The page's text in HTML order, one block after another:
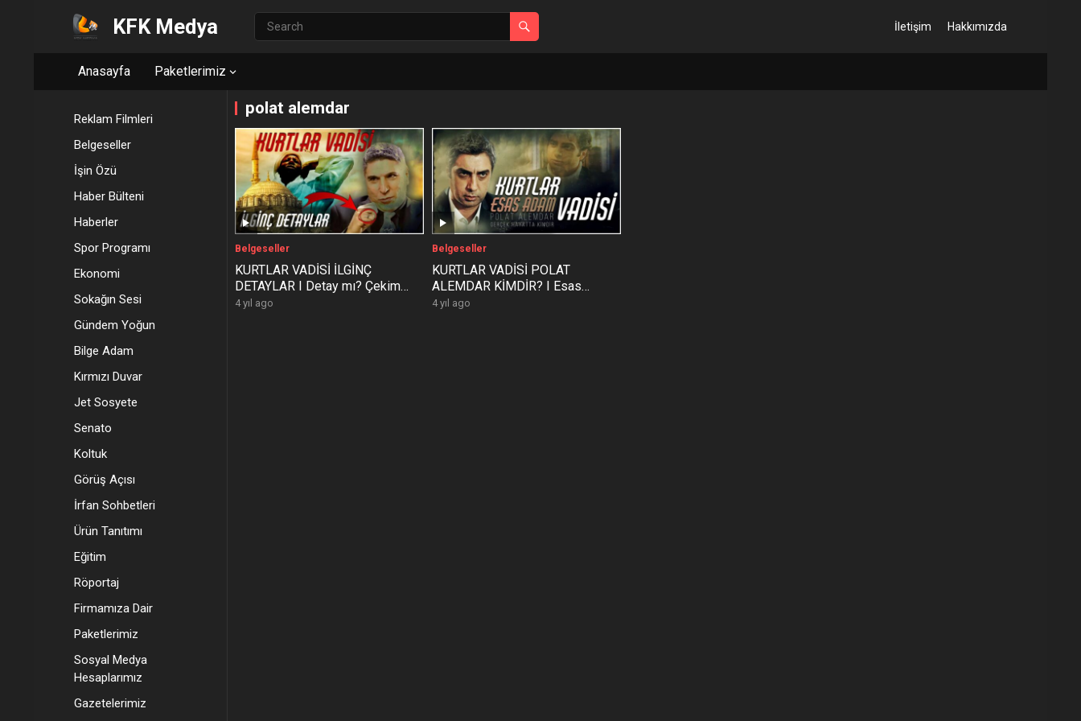
KFK Medya İletişim Hakkımızda
Anasayfa Paketlerimiz
Reklam Filmleri
Belgeseller
İşin Özü
Haber Bülteni
Haberler
Spor Programı
Ekonomi
Sokağın Sesi
Gündem Yoğun
Bilge Adam
Kırmızı Duvar
Jet Sosyete
Senato
Koltuk
Görüş Açısı
İrfan Sohbetleri
Ürün Tanıtımı
Eğitim
Röportaj
Firmamıza Dair
Paketlerimiz
Sosyal Medya
Hesaplarımız
Gazetelerimiz
polat alemdar
Belgeseller
KURTLAR VADİSİ İLGİNÇ
DETAYLAR I Detay mı? Çekim
hatası mı?
4 yıl ago
Belgeseller
KURTLAR VADİSİ POLAT
ALEMDAR KİMDİR? I Esas
Adamlar Part 1
4 yıl ago